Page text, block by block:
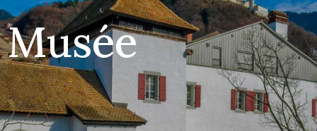
Événements
Collections
Infos
et
contact
Musée